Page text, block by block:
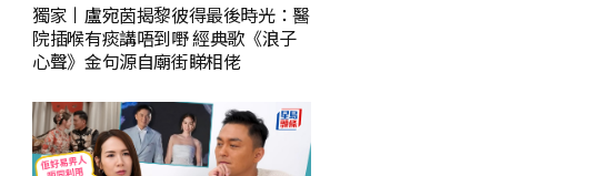
獨家丨盧宛茵揭黎彼得最後時光：醫
院插喉有痰講唔到嘢 經典歌《浪子
心聲》金句源自廟街睇相佬